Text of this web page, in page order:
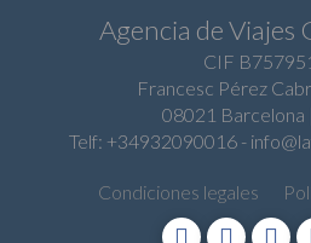
Agencia deViajes
CIF
Francesc Pérez
08021 Barcelona
Telf: +34932090016 -
Condiciones legales